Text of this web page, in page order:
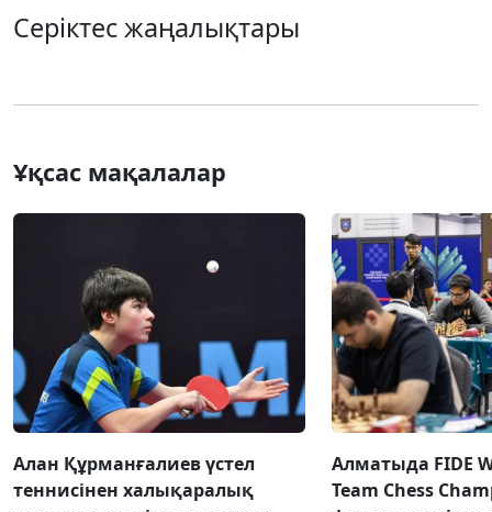
Серіктес жаңалықтары
Ұқсас мақалалар
Алан Құрманғалиев үстел
теннисінен халықаралық
Алматыда FIDE
Team Chess